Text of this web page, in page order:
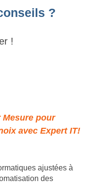
?
!
Mesure pour
avec Expert IT!
ajustées à
des